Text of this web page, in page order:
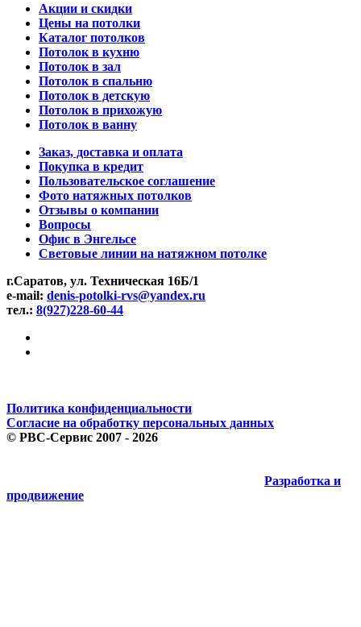
Акции и скидки
Цены на потолки
Каталог потолков
Потолок в кухню
Потолок в зал
Потолок в спальню
Потолок в детскую
Потолок в прихожую
Потолок в ванну
Заказ, доставка и оплата
Покупка в кредит
Пользовательское соглашение
Фото натяжных потолков
Отзывы о компании
Вопросы
Офис в Энгельсе
Световые линии на натяжном потолке
г.Саратов, ул. Техническая 16Б/1
e-mail: denis-potolki-rvs@yandex.ru
тел.: 8(927)228-60-44
Политика конфиденциальности
Согласие на обработку персональных данных
© РВС-Сервис 2007 - 2026
Разработка и
продвижение